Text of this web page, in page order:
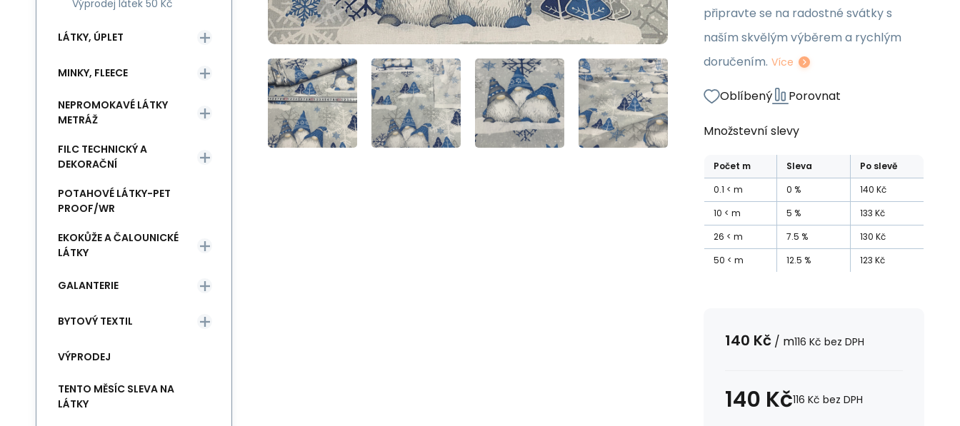
připravte se na radostné svátky s
naším skvělým výběrem a rychlým
doručením. Více
Oblíbený Porovnat
Množstevní slevy
Počet m Sleva
Po slevě
0.1
m 0 % 140 Kč
10
m 5 % 133 Kč
26
m 7.5 % 130 Kč
50
m 12.5 % 123 Kč
140 Kč / m116 Kč bez DPH
140 Kč116 Kč bez DPH
Výprodej látek 50 Kč
LÁTKY, ÚPLET
MINKY, FLEECE
NEPROMOKAVÉ LÁTKY
METRÁŽ
FILC TECHNICKÝ A
DEKORAČNÍ
POTAHOVÉ LÁTKY-PET
PROOF/WR
EKOKŮŽE A ČALOUNICKÉ
LÁTKY
GALANTERIE
BYTOVÝ TEXTIL
VÝPRODEJ
TENTO MĚSÍC SLEVA NA
LÁTKY